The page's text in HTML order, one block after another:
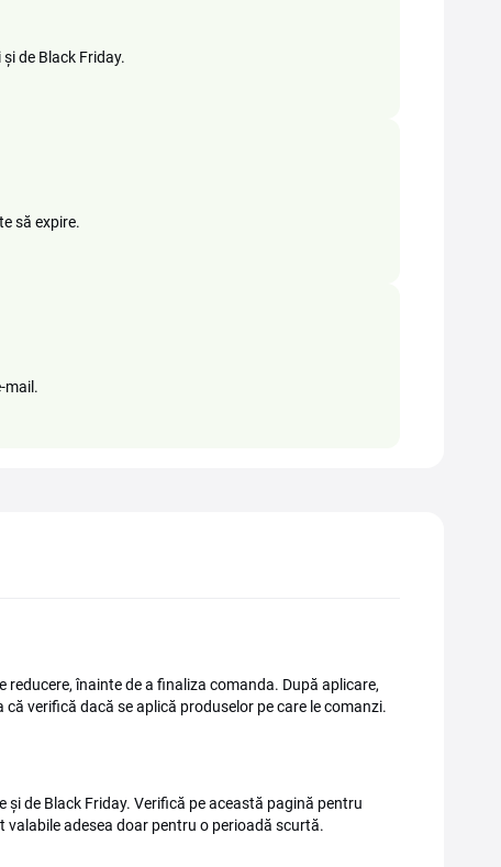
de Black Friday.
să expire.
mail.
înainte de a finaliza comanda. După aplicare,
verifică dacă se aplică produselor pe care le comanzi.
de Black Friday. Verifică pe această pagină pentru
adesea doar pentru o perioadă scurtă.